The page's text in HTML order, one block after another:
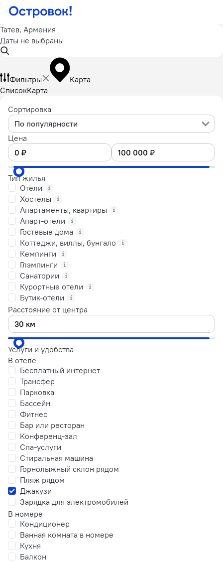
Татев, Армения
Даты не выбраны
Фильтры
Карта
СписокКарта
Сортировка
По популярности
Цена
Тип жилья
Отели
Хостелы
Апартаменты, квартиры
Апарт-отели
Гостевые дома
Коттеджи, виллы, бунгало
Кемпинги
Глэмпинги
Санатории
Курортные отели
Бутик-отели
Расстояние от центра
Услуги и удобства
В отеле
Бесплатный интернет
Трансфер
Парковка
Бассейн
Фитнес
Бар или ресторан
Конференц-зал
Спа-услуги
Стиральная машина
Горнолыжный склон рядом
Пляж рядом
Джакузи
Зарядка для электромобилей
В номере
Кондиционер
Ванная комната в номере
Кухня
Балкон